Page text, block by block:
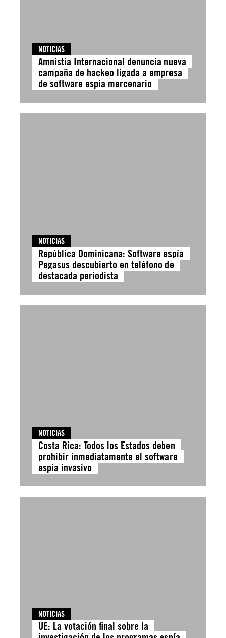
NOTICIAS
Amnistía Internacional denuncia nueva
campaña de hackeo ligada a empresa
de software espía mercenario
NOTICIAS
República Dominicana: Software espía
Pegasus descubierto en teléfono de
destacada periodista
NOTICIAS
Costa Rica: Todos los Estados deben
prohibir inmediatamente el software
espía invasivo
NOTICIAS
UE: La votación final sobre la